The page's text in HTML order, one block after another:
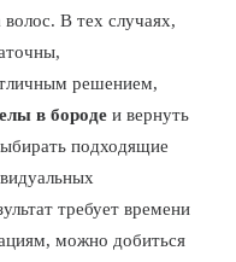
В тех случаях,
решением,
в бороде и вернуть
подходящие
требует времени
можно добиться